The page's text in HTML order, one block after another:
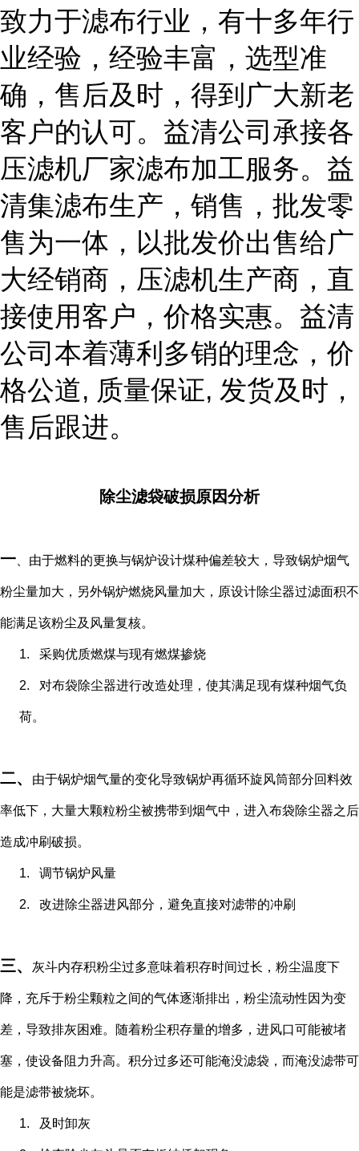
致力于滤布行业，有十多年行
业经验，经验丰富，选型准
确，售后及时，得到广大新老
客户的认可。益清公司承接各
压滤机厂家滤布加工服务。益
清集滤布生产，销售，批发零
售为一体，以批发价出售给广
大经销商，压滤机生产商，直
接使用客户，价格实惠。益清
公司本着薄利多销的理念，价
格公道, 质量保证, 发货及时，
售后跟进。
除尘滤袋破损原因分析
一 、由于燃料的更换与锅炉设计煤种偏差较大，导致锅炉烟气
粉尘量加大，另外锅炉燃烧风量加大，原设计除尘器过滤面积不
能满足该粉尘及风量复核。
1. 采购优质燃煤与现有燃煤掺烧
2. 对布袋除尘器进行改造处理，使其满足现有煤种烟气负
荷。
二、 由于锅炉烟气量的变化导致锅炉再循环旋风筒部分回料效
率低下，大量大颗粒粉尘被携带到烟气中，进入布袋除尘器之后
造成冲刷破损。
1. 调节锅炉风量
2. 改进除尘器进风部分，避免直接对滤带的冲刷
三、 灰斗内存积粉尘过多意味着积存时间过长，粉尘温度下
降，充斥于粉尘颗粒之间的气体逐渐排出，粉尘流动性因为变
差，导致排灰困难。随着粉尘积存量的增多，进风口可能被堵
塞，使设备阻力升高。积分过多还可能淹没滤袋，而淹没滤带可
能是滤带被烧坏。
1. 及时卸灰